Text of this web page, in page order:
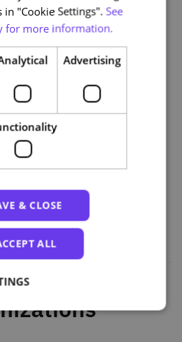
Entidade-Associação (EA)
EA para relacional
"Cookie Settings". See
for more information.
Advertising
& CLOSE
ALL